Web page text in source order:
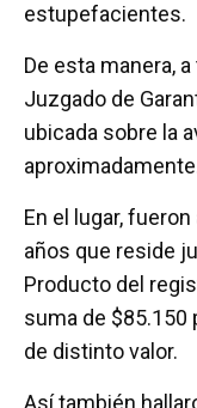
estupefacientes.
De esta manera,
Juzgado de
ubicada sobre la
En el lugar,
años que reside
Producto del
suma de
de distinto valor.
Así también